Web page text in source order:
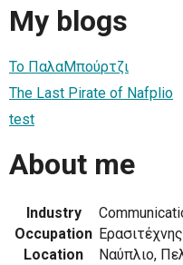
My blogs
Το ΠαλαΜπούρτζι
The Last Pirate of Nafplio
test
About me
Industry
Occupation
Location
Ναύπλιο,